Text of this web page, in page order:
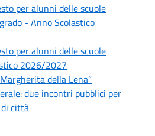
per alunni delle scuole
- Anno Scolastico
per alunni delle scuole
2026/2027
della Lena”
due incontri pubblici per
città